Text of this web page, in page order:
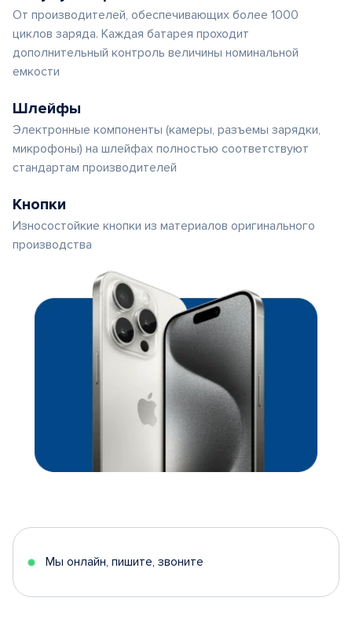
От производителей, обеспечивающих более 1000
циклов заряда. Каждая батарея проходит
дополнительный контроль величины номинальной
емкости
Шлейфы
Электронные компоненты (камеры, разъемы зарядки,
микрофоны) на шлейфах полностью соответствуют
стандартам производителей
Кнопки
Износостойкие кнопки из материалов оригинального
производства
Мы онлайн, пишите, звоните